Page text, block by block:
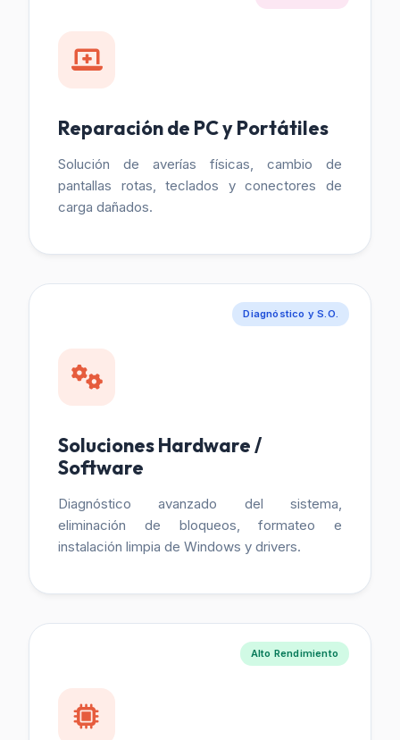
Reparación de PC y Portátiles
Solución de averías físicas, cambio de
pantallas rotas, teclados y conectores de
carga dañados.
Diagnóstico y S.O.
Soluciones Hardware /
Software
Diagnóstico avanzado del sistema,
eliminación de bloqueos, formateo e
instalación limpia de Windows y drivers.
Alto Rendimiento